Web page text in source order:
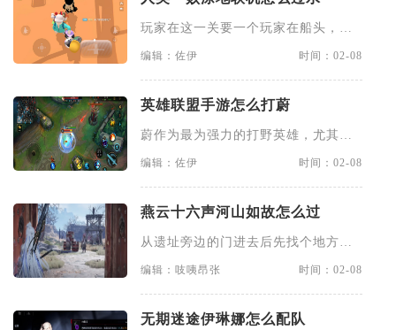
玩家在这一关要一个玩家在船头，一
编辑：佐伊 时间：02-08
英雄联盟手游怎么打蔚
蔚作为最为强力的打野英雄，尤其是
编辑：佐伊 时间：02-08
燕云十六声河山如故怎么过
从遗址旁边的门进去后先找个地方躲
编辑：吱咦昂张 时间：02-08
无期迷途伊琳娜怎么配队